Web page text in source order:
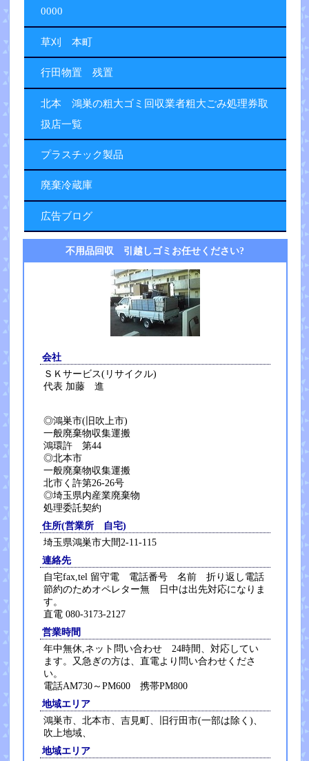
0000
草刈 本町
行田物置 残置
北本 鴻巣の粗大ゴミ回収業者粗大ごみ処理券取
扱店一覧
プラスチック製品
廃棄冷蔵庫
広告ブログ
不用品回収 引越しゴミお任せください?
会社
ＳＫサービス(リサイクル)
代表 加藤 進
◎鴻巣市(旧吹上市)
一般廃棄物収集運搬
鴻環許 第44
◎北本市
一般廃棄物収集運搬
北市く許第26-26号
◎埼玉県内産業廃棄物
処理委託契約
住所(営業所 自宅)
埼玉県鴻巣市大間2-11-115
連絡先
自宅fax,tel 留守電 電話番号 名前 折り返し電話
節約のためオペレター無 日中は出先対応になりま
す。
直電 080-3173-2127
営業時間
年中無休,ネット問い合わせ 24時間、対応してい
ます。又急ぎの方は、直電より問い合わせくださ
い。
電話AM730～PM600 携帯PM800
地域エリア
鴻巣市、北本市、吉見町、旧行田市(一部は除く)、
吹上地域、
地域エリア